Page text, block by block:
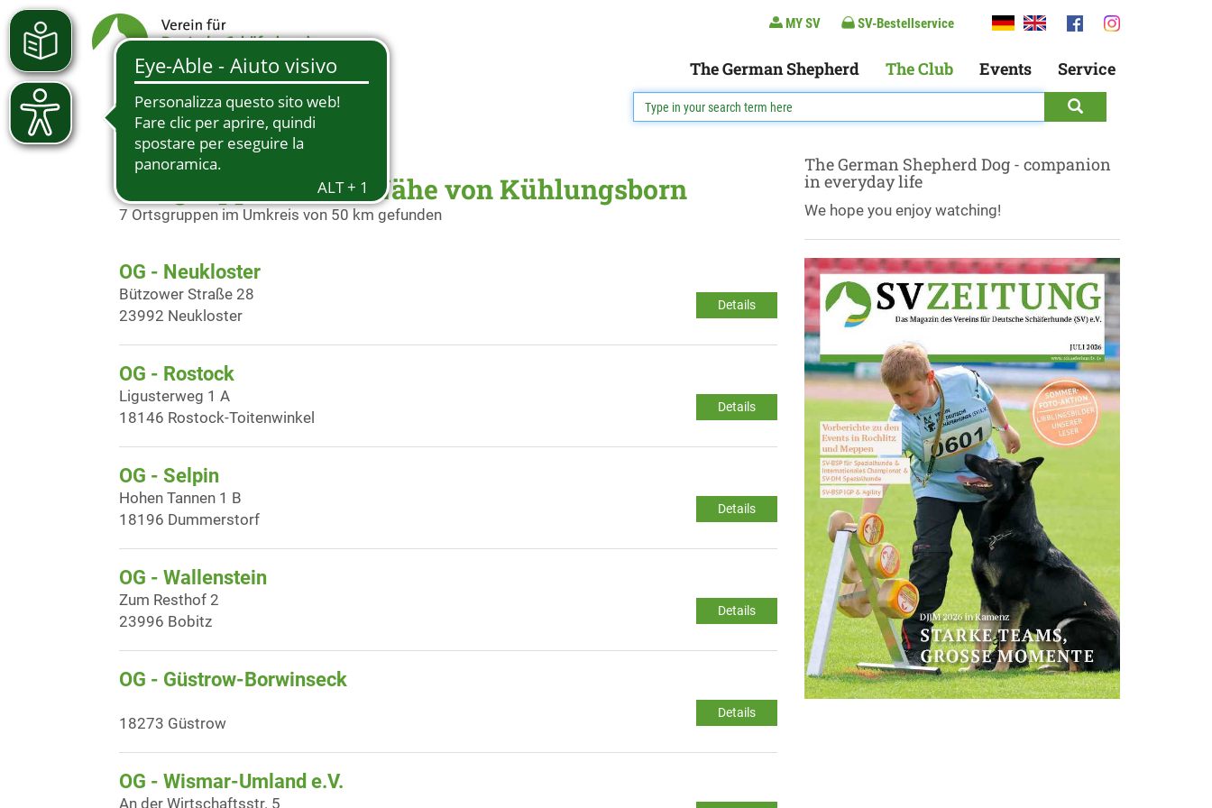
MY SV SV-Bestellservice
The German Shepherd The Club Events Service
Ortsgruppen in der Nähe von Kühlungsborn
7 Ortsgruppen im Umkreis von 50 km gefunden
OG - Neukloster
Details
Bützower Straße 28
23992 Neukloster
OG - Rostock
Details
Ligusterweg 1 A
18146 Rostock-Toitenwinkel
OG - Selpin
Details
Hohen Tannen 1 B
18196 Dummerstorf
OG - Wallenstein
Details
Zum Resthof 2
23996 Bobitz
OG - Güstrow-Borwinseck
Details
18273 Güstrow
OG - Wismar-Umland e.V.
An der Wirtschaftsstr. 5
The German Shepherd Dog - companion
in everyday life
We hope you enjoy watching!